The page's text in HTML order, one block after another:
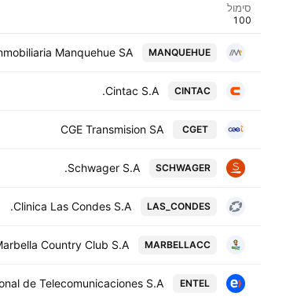
סימול
MANQUEHUE
Manquehue SA
CINTAC
Cintac S.A.
CGET
CGE Transmision SA
SCHWAGER
Schwager S.A.
LAS_CONDES
Clinica Las Condes S.A.
MARBELLACC
Country Club S.A.
ENTEL
de Telecomunicaciones S.A.